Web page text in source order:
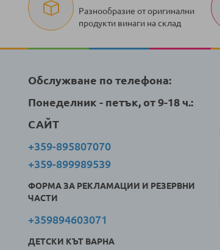
Разнообразие от оригинални
продукти винаги на склад
Обслужване по телефона:
Понеделник - петък, от 9-18 ч.:
САЙТ
+359-895807070
+359-899989539
ФОРМА ЗА РЕКЛАМАЦИИ И РЕЗЕРВНИ
ЧАСТИ
+359894603071
ДЕТСКИ КЪТ ВАРНА